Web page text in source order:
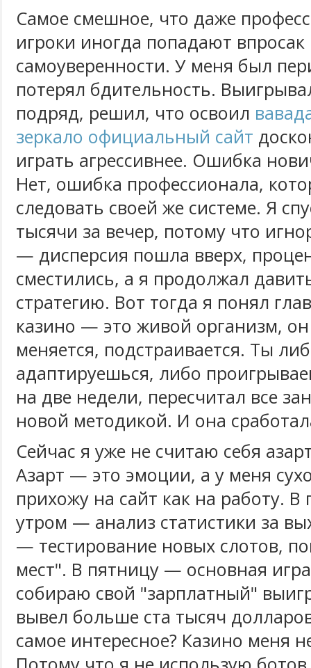
Самое смешное, что даже
игроки иногда попадают впросак
самоуверенности. У меня был
потерял бдительность.
подряд, решил, что освоил
зеркало официальный сайт
играть агрессивнее. Ошибка
Нет, ошибка профессионала,
следовать своей же системе. Я
тысячи за вечер, потому что
— дисперсия пошла вверх,
сместились, а я продолжал
стратегию. Вот тогда я понял
казино — это живой организм,
меняется, подстраивается. Ты
адаптируешься, либо
на две недели, пересчитал все
новой методикой. И она
Сейчас я уже не считаю себя
Азарт — это эмоции, а у меня
прихожу на сайт как на работу. В
утром — анализ статистики за
— тестирование новых слотов,
мест". В пятницу — основная
собираю свой "зарплатный"
вывел больше ста тысяч
самое интересное? Казино меня